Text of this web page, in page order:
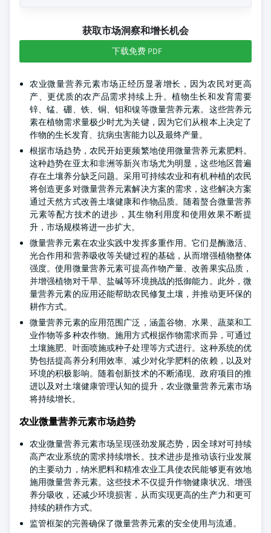
获取市场洞察和增长机会
下载免费 PDF
农业微量营养元素市场正经历显著增长，因为农民对更高
产、更优质的农产品需求持续上升。植物生长和发育需要
锌、锰、硼、铁、铜、钼和镍等微量营养元素。这些营养元
素在植物需求量极少时尤为关键，因为它们从根本上决定了
作物的生长发育、抗病虫害能力以及最终产量。
根据市场趋势，农民开始更频繁地使用微量营养元素肥料。
这种趋势在亚太和非洲等新兴市场尤为明显，这些地区普遍
存在土壤养分缺乏问题。采用可持续农业和有机种植的农民
将创造更多对微量营养元素解决方案的需求，这些解决方案
通过天然方式改善土壤健康和作物品质。随着螯合微量营养
元素等配方技术的进步，其生物利用度和使用效果不断提
升，市场规模将进一步扩大。
微量营养元素在农业实践中发挥多重作用。它们是酶激活、
光合作用和营养吸收等关键过程的基础，从而增强植物整体
强度。使用微量营养元素可提高作物产量、改善果实品质，
并增强植物对干旱、盐碱等环境挑战的抵御能力。此外，微
量营养元素的应用还能帮助农民修复土壤，并推动更环保的
耕作方式。
微量营养元素的应用范围广泛，涵盖谷物、水果、蔬菜和工
业作物等多种农作物。施用方式根据作物需求而异，可通过
土壤施肥、叶面喷施或种子处理等方式进行。这种系统的优
势包括提高养分利用效率、减少对化学肥料的依赖，以及对
环境的积极影响。随着创新技术的不断涌现、政府项目的推
进以及对土壤健康管理认知的提升，农业微量营养元素市场
将持续增长。
农业微量营养元素市场趋势
农业微量营养元素市场呈现强劲发展态势，因全球对可持续
高产农业系统的需求持续增长。技术进步是推动该行业发展
的主要动力，纳米肥料和精准农业工具使农民能够更有效地
施用微量营养元素。这些技术不仅提升作物健康状况、增强
养分吸收，还减少环境损害，从而实现更高的生产力和更可
持续的耕作方式。
监管框架的完善确保了微量营养元素的安全使用与流通。